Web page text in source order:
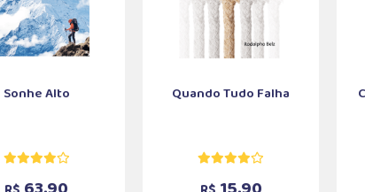
Sonhe Alto Quando Tudo Falha